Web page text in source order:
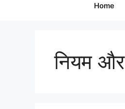
Home
नियम